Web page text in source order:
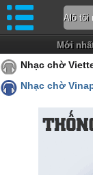
Mới
Nhạc chờ
Nhạc chờ